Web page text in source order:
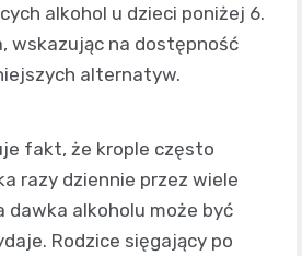
alkohol u dzieci poniżej 6.
wskazując na dostępność
alternatyw.
fakt, że krople często
razy dziennie przez wiele
dawka alkoholu może być
Rodzice sięgający po